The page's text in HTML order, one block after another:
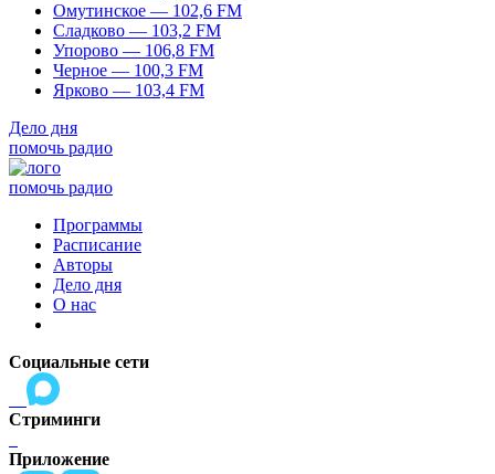
Омутинское — 102,6 FM
Сладково — 103,2 FM
Упорово — 106,8 FM
Черное — 100,3 FM
Ярково — 103,4 FM
Дело дня
помочь радио
помочь радио
Программы
Расписание
Авторы
Дело дня
О нас
Социальные сети
Стриминги
Приложение